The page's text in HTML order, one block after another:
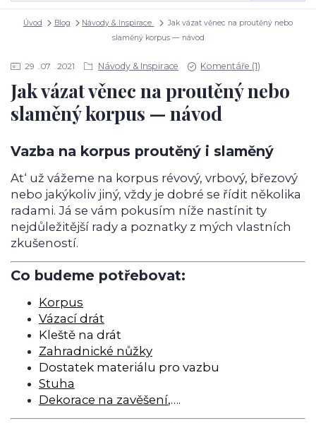
Úvod Blog Návody & Inspirace
Jak vázat věnec na proutěný nebo
slaměný korpus — návod
29 07 2021 Návody & Inspirace Komentáře (1)
Jak vázat věnec na proutěný nebo
slaměný korpus — návod
Vazba na korpus proutěný i slaměný
At‘ už vážeme na korpus révový, vrbový, březový
nebo jakýkoliv jiný, vždy je dobré se řídit několika
radami. Já se vám pokusím níže nastínit ty
nejdůležitější rady a poznatky z mých vlastních
zkušeností.
Co budeme potřebovat:
Korpus
Vázací drát
Kleště na drát
Zahradnické nůžky
Dostatek materiálu pro vazbu
Stuha
Dekorace na zavěšení,….